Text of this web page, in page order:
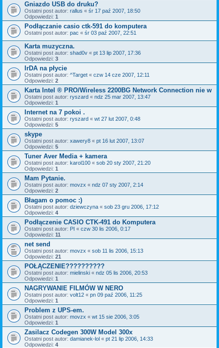
Gniazdo USB do druku?
Ostatni post autor: rallus « śr 17 paź 2007, 18:50
Odpowiedzi: 1
Podłączanie casio ctk-591 do komputera
Ostatni post autor: pac « śr 03 paź 2007, 22:51
Karta muzyczna.
Ostatni post autor: shad0v « pt 13 lip 2007, 17:36
Odpowiedzi: 3
IrDA na płycie
Ostatni post autor: ^Target « czw 14 cze 2007, 12:11
Odpowiedzi: 2
Karta Intel ® PRO/Wireless 2200BG Network Connection nie w
Ostatni post autor: ryszard « ndz 25 mar 2007, 13:47
Odpowiedzi: 1
Internet na 7 pokoi .
Ostatni post autor: ryszard « wt 27 lut 2007, 0:48
Odpowiedzi: 5
skype
Ostatni post autor: xawery8 « pt 16 lut 2007, 13:07
Odpowiedzi: 5
Tuner Aver Media + kamera
Ostatni post autor: karol100 « sob 20 sty 2007, 21:20
Odpowiedzi: 1
Mam Pytanie.
Ostatni post autor: movzx « ndz 07 sty 2007, 2:14
Odpowiedzi: 2
Błagam o pomoc :)
Ostatni post autor: dziewczyna « sob 23 gru 2006, 17:12
Odpowiedzi: 4
Podłączenie CASIO CTK-491 do Komputera
Ostatni post autor: PI « czw 30 lis 2006, 0:17
Odpowiedzi: 11
net send
Ostatni post autor: movzx « sob 11 lis 2006, 15:13
Odpowiedzi: 21
POŁĄCZENIE??????????
Ostatni post autor: mielinski « ndz 05 lis 2006, 20:53
Odpowiedzi: 1
NAGRYWANIE FILMÓW W NERO
Ostatni post autor: volt12 « pn 09 paź 2006, 11:25
Odpowiedzi: 1
Problem z UPS-em.
Ostatni post autor: movzx « wt 15 sie 2006, 3:05
Odpowiedzi: 1
Zasilacz Codegen 300W Model 300x
Ostatni post autor: damianek-lol « pt 21 lip 2006, 14:33
Odpowiedzi: 4